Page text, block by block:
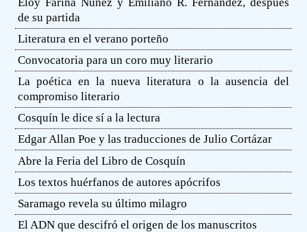
de su partida
Literatura en el verano porteño
Convocatoria para un coro muy literario
La poética en la nueva literatura o la ausencia del
compromiso literario
Cosquín le dice sí a la lectura
Edgar Allan Poe y las traducciones de Julio Cortázar
Abre la Feria del Libro de Cosquín
Los textos huérfanos de autores apócrifos
Saramago revela su último milagro
El ADN que descifró el origen de los manuscritos